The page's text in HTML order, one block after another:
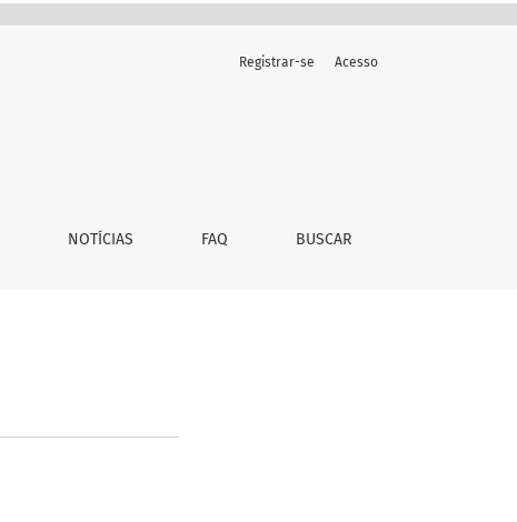
NOTÍCIAS FAQ BUSCAR
Registrar-se Acesso